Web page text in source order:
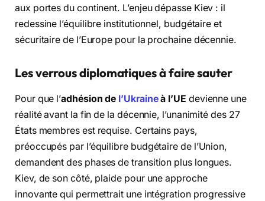
aux portes du continent. L’enjeu dépasse Kiev : il
redessine l’équilibre institutionnel, budgétaire et
sécuritaire de l’Europe pour la prochaine décennie.
Les verrous diplomatiques à faire sauter
Pour que l’adhésion de l’Ukraineà l’UE devienne une
réalité avant la fin de la décennie, l’unanimité des 27
États membres est requise. Certains pays,
préoccupés par l’équilibre budgétaire de l’Union,
demandent des phases de transition plus longues.
Kiev, de son côté, plaide pour une approche
innovante qui permettrait une intégration progressive